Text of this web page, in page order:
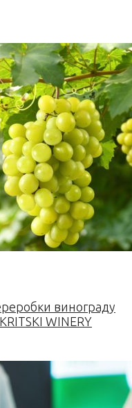
винограду
WINERY